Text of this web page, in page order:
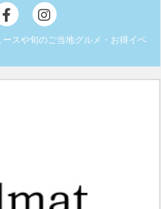
スや旬のご当地グルメ・お得イベ